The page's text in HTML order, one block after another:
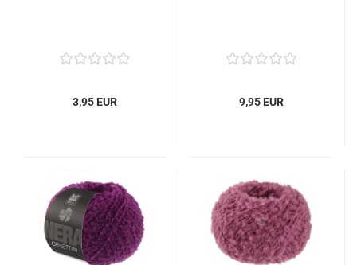
3,95 EUR 9,95 EUR